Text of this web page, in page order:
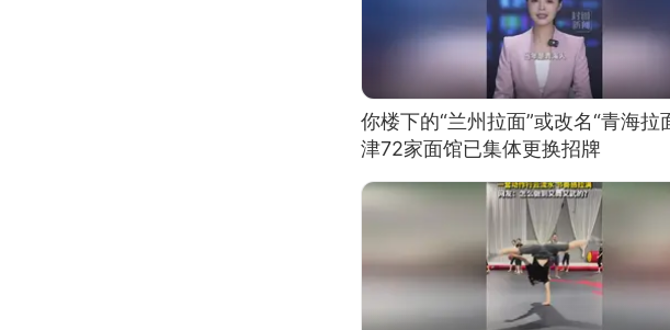
你楼下的“兰州拉面”或改名“青海拉
津72家面馆已集体更换招牌